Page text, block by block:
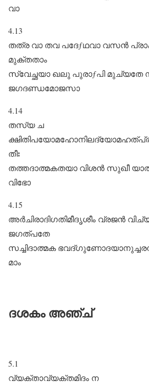
വാ
4.13
തത്ര വാ തവ പദേƒഥവാ വസൻ
മുക്തതാം
സ്വേച്ഛയാ ഖലു പുരാƒപി മുച്യതേ
ജഗദണ്ഡമോജസാ
4.14
തസ്യ ച
തീഃ
തത്തദാത്മകതയാ വിശൻ സുഖീ
വിഭോ
4.15
അർചിരാദിഗതിമീദൃശീം വ്രജൻ
ജഗത്പതേ
സച്ചിദാത്മക
മാം
ദശകം അഞ്ച്
5.1
വ്യക്താവ്യക്തമിദം ന